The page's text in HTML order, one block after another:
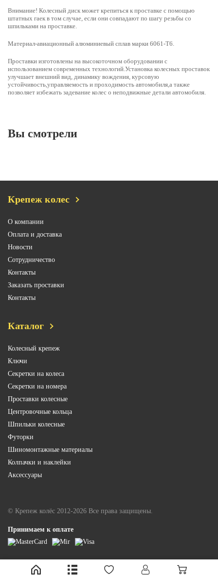
Внимание! Колесный диск может крепиться к проставке с помощью
штатных гаек в том случае, если они совпадают по шагу резьбы со
шпильками на проставке.
Материал-авиационный алюминиевый сплав марки 6061-Т6.
Проставки изготовлены на высокоточном оборудовании с
использованием современных технологий.Установка колесных проставок
улучшает внешний вид, динамику вождения, курсовую
устойчивость,управляемость и проходимость автомобиля,а также
позволяет избежать задевание колес о неподвижные детали автомобиля.
Вы смотрели
Крепеж колес
О компании
Оплата и доставка
Новости
Сотрудничество
Контакты
Заказать проставки
Контакты
Каталог
Колесный крепеж
Ключи
Секретки на колеса
Секретки на номера
Проставки колесные
Центровочные кольца
Шпильки колесные
Футорки
Шиномонтажные материалы
Колпачки и наклейки
Аксессуары
© Крепеж колёс 2012-2026 Все права защищены.
Принимаем к оплате